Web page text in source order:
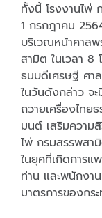
ทั้งนี้ โรงงานไพ่
1 กรกฎาคม
บริเวณหน้าศาลพ
สามิต ในเวลา 8
ธนบดีเศรษฐี ศา
ในวันดังกล่าว จ
ถวายเครื่องไทย
มนต์ เสริมความ
ไพ่ กรมสรรพสา
ในยุคที่เกิดการแ
ท่าน และพนักงา
มาตรการของกร